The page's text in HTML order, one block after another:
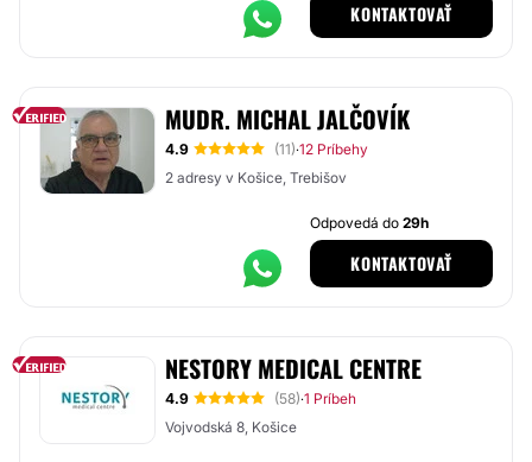
KONTAKTOVAŤ
MUDR. MICHAL JALČOVÍK
4.9 (11)·12 Príbehy
2 adresy v Košice, Trebišov
Odpovedá do29h
KONTAKTOVAŤ
NESTORY MEDICAL CENTRE
4.9 (58)·1 Príbeh
Vojvodská 8, Košice